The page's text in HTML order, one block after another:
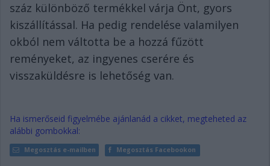
száz különböző termékkel várja Önt, gyors
kiszállítással. Ha pedig rendelése valamilyen
okból nem váltotta be a hozzá fűzött
reményeket, az ingyenes cserére és
visszaküldésre is lehetőség van.
Ha ismerőseid figyelmébe ajánlanád a cikket, megteheted az
alábbi gombokkal:
Megosztás e-mailben Megosztás Facebookon